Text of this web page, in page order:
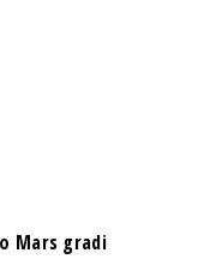
Mars gradi